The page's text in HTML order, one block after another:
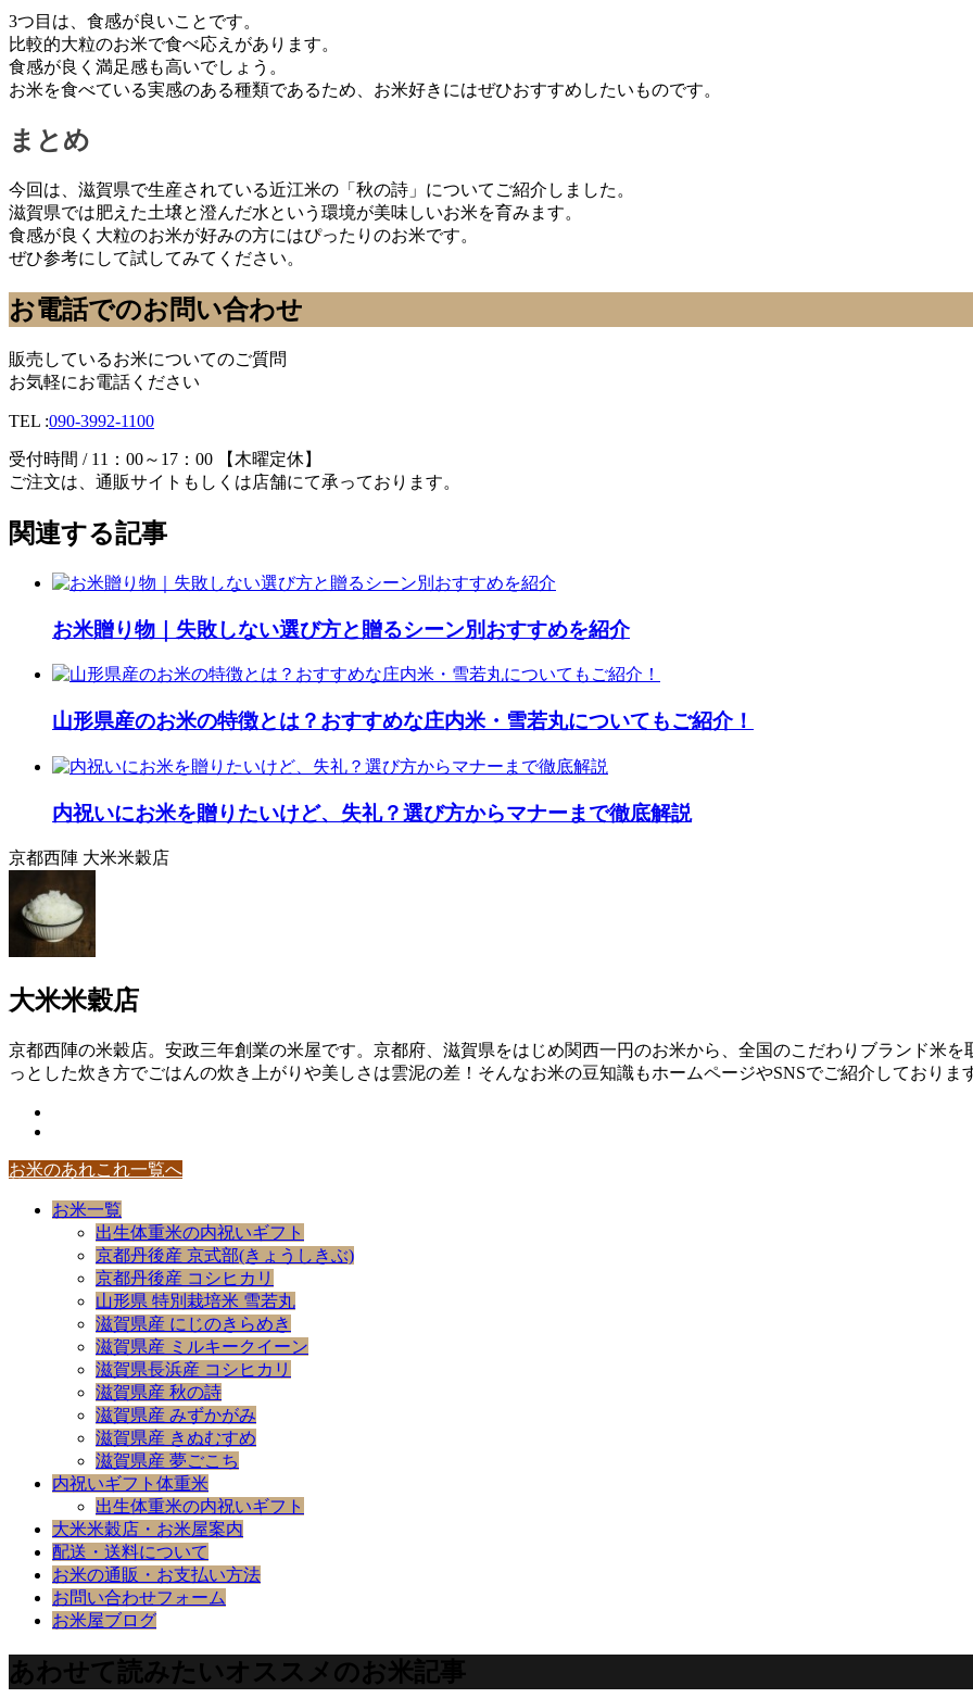
3つ目は、食感が良いことです。
比較的大粒のお米で食べ応えがあります。
食感が良く満足感も高いでしょう。
お米を食べている実感のある種類であるため、お米好きにはぜひおすすめしたいものです。
まとめ
今回は、滋賀県で生産されている近江米の「秋の詩」についてご紹介しました。
滋賀県では肥えた土壌と澄んだ水という環境が美味しいお米を育みます。
食感が良く大粒のお米が好みの方にはぴったりのお米です。
ぜひ参考にして試してみてください。
お電話でのお問い合わせ
販売しているお米についてのご質問
お気軽にお電話ください
TEL :090-3992-1100
受付時間 / 11：00～17：00 【木曜定休】
ご注文は、通販サイトもしくは店舗にて承っております。
関連する記事
お米贈り物｜失敗しない選び方と贈るシーン別おすすめを紹介
山形県産のお米の特徴とは？おすすめな庄内米・雪若丸についてもご紹介！
内祝いにお米を贈りたいけど、失礼？選び方からマナーまで徹底解説
京都西陣 大米米穀店
大米米穀店
京都西陣の米穀店。安政三年創業の米屋です。京都府、滋賀県をはじめ関西一円のお米から、全国のこだわりブランド米
っとした炊き方でごはんの炊き上がりや美しさは雲泥の差！そんなお米の豆知識もホームページやSNSでご紹介しておりま
お米のあれこれ一覧へ
お米一覧
出生体重米の内祝いギフト
京都丹後産 京式部(きょうしきぶ)
京都丹後産 コシヒカリ
山形県 特別栽培米 雪若丸
滋賀県産 にじのきらめき
滋賀県産 ミルキークイーン
滋賀県長浜産 コシヒカリ
滋賀県産 秋の詩
滋賀県産 みずかがみ
滋賀県産 きぬむすめ
滋賀県産 夢ごこち
内祝いギフト体重米
出生体重米の内祝いギフト
大米米穀店・お米屋案内
配送・送料について
お米の通販・お支払い方法
お問い合わせフォーム
お米屋ブログ
あわせて読みたいオススメのお米記事